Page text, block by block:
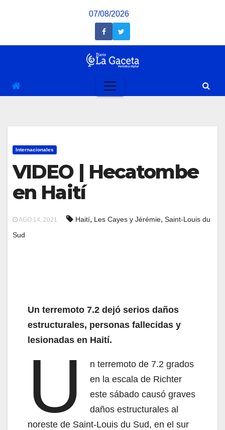
07/08/2026
Internacionales
VIDEO | Hecatombe
en Haití
AGO 14, 2021 Haití, Les Cayes y Jérémie, Saint-Louis du
Sud
Un terremoto 7.2 dejó serios daños
estructurales, personas fallecidas y
lesionadas en Haití.
U
n terremoto de 7.2 grados
en la escala de Richter
este sábado causó graves
daños estructurales al
noreste de Saint-Louis du Sud, en el sur